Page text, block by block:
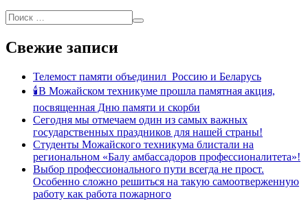
Свежие записи
Телемост памяти объединил Россию и Беларусь
🕯В Можайском техникуме прошла памятная акция,
посвященная Дню памяти и скорби
Сегодня мы отмечаем один из самых важных
государственных праздников для нашей страны!
Студенты Можайского техникума блистали на
региональном «Балу амбассадоров профессионалитета»!
Выбор профессионального пути всегда не прост.
Особенно сложно решиться на такую самоотверженную
работу как работа пожарного